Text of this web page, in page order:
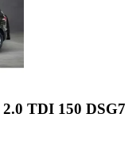
2.0 TDI 150 DSG7